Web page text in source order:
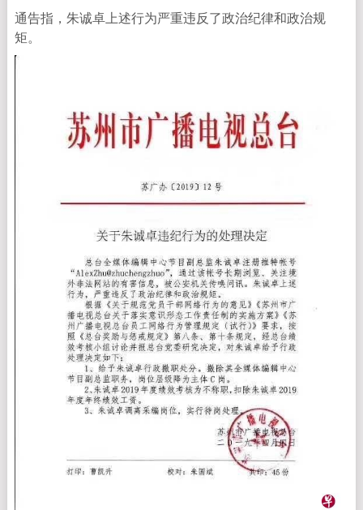
通告指，朱诚卓上述行为严重违反了政治纪律和政治规
矩。